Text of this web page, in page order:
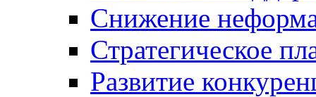
Снижение
Стратегическое
Развитие